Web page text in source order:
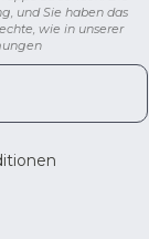
und Sie haben das
wie in unserer